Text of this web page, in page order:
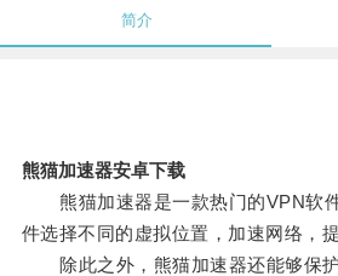
简介
熊猫加速器安卓下载
熊猫加速器是一款热门的VPN软
件选择不同的虚拟位置，加速网络，
除此之外，熊猫加速器还能够保护